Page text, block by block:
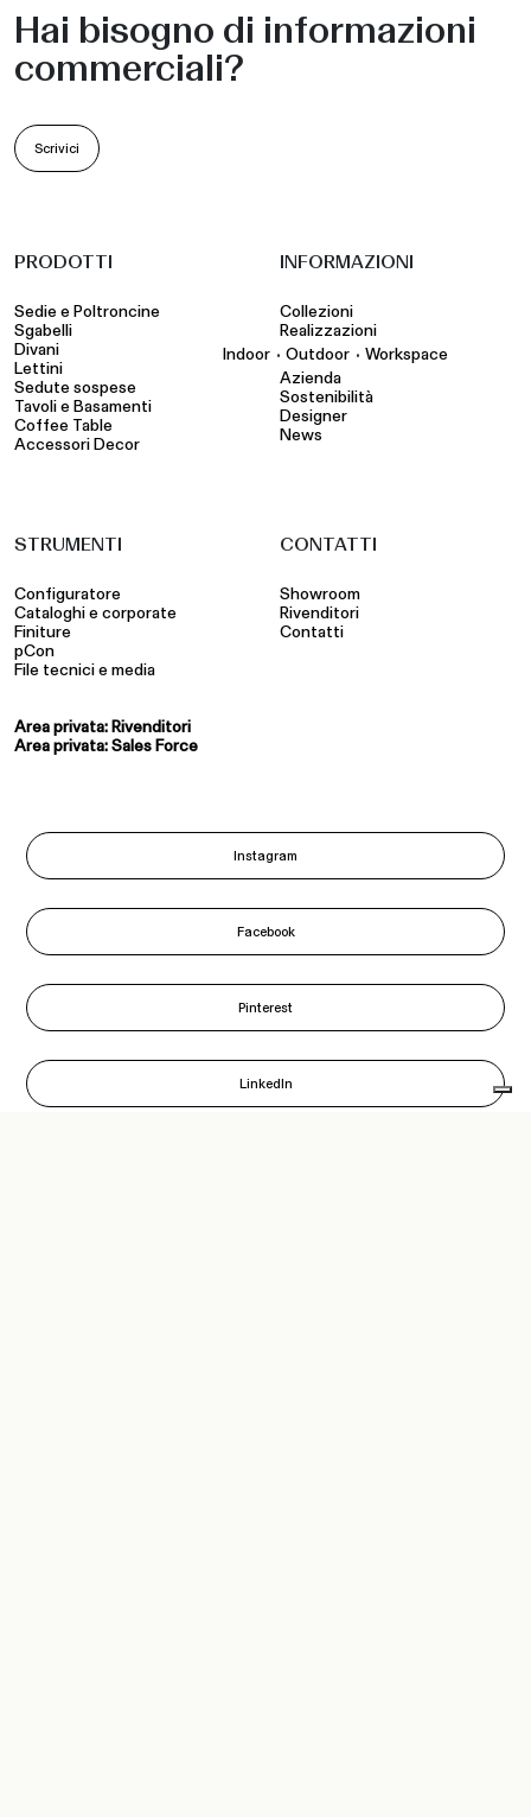
Hai bisogno di informazioni
commerciali?
Scrivici
PRODOTTI
Sedie e Poltroncine
Sgabelli
Divani
Lettini
Sedute sospese
Tavoli e Basamenti
Coffee Table
Accessori Decor
INFORMAZIONI
Collezioni
Realizzazioni
Indoor • Outdoor • Workspace
Azienda
Sostenibilità
Designer
News
STRUMENTI
Configuratore
Cataloghi e corporate
Finiture
pCon
File tecnici e media
Area privata: Rivenditori
Area privata: Sales Force
CONTATTI
Showroom
Rivenditori
Contatti
Instagram
Facebook
Pinterest
LinkedIn